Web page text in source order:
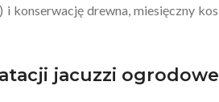
i konserwację drewna, miesięczny
jacuzzi